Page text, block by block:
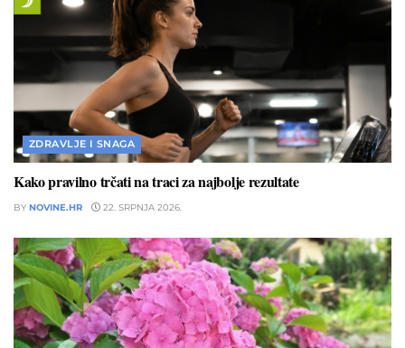
ZDRAVLJE I SNAGA
Kako pravilno trčati na traci za najbolje rezultate
BY NOVINE.HR 22. SRPNJA 2026.